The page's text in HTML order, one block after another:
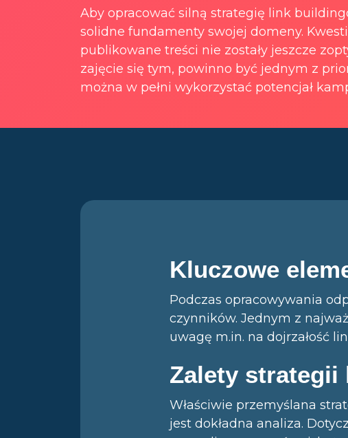
Aby opracować silną strategię link
solidne fundamenty swojej domeny.
publikowane treści nie zostały jeszcze
zajęcie się tym, powinno być jednym z
można w pełni wykorzystać potencjał
Kluczowe
Podczas opracowywania
czynników. Jednym z
uwagę m.in. na dojrzałość
Zalety strategii
Właściwie przemyślana
jest dokładna analiza.